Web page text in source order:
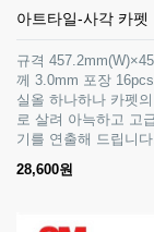
아트타일-사각 카펫
규격
께 3.0mm 포장
실올 하나하나 카펫
로 살려 아늑하고 고
기를 연출해 드립니
28,600원